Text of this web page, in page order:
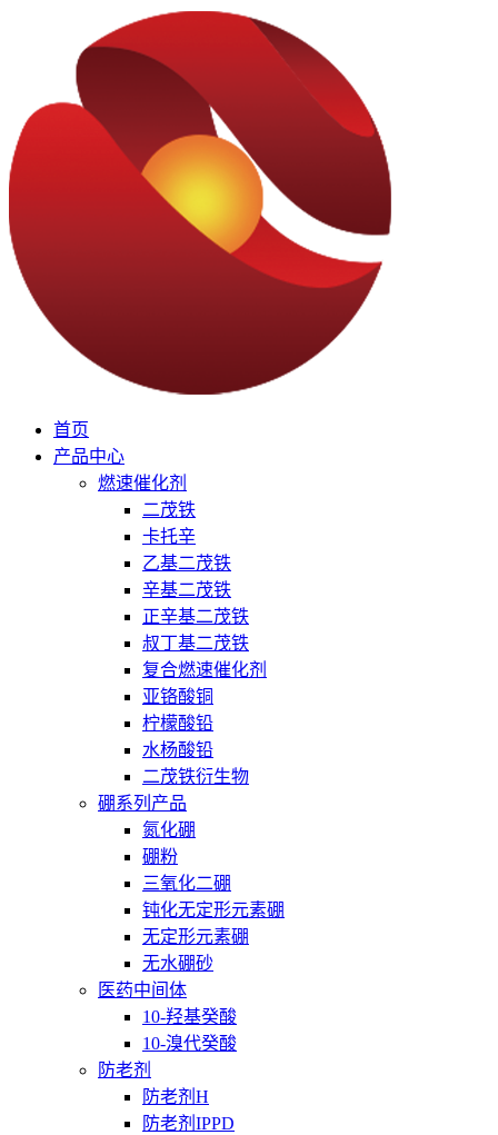
首页
产品中心
燃速催化剂
二茂铁
卡托辛
乙基二茂铁
辛基二茂铁
正辛基二茂铁
叔丁基二茂铁
复合燃速催化剂
亚铬酸铜
柠檬酸铅
水杨酸铅
二茂铁衍生物
硼系列产品
氮化硼
硼粉
三氧化二硼
钝化无定形元素硼
无定形元素硼
无水硼砂
医药中间体
10-羟基癸酸
10-溴代癸酸
防老剂
防老剂H
防老剂IPPD